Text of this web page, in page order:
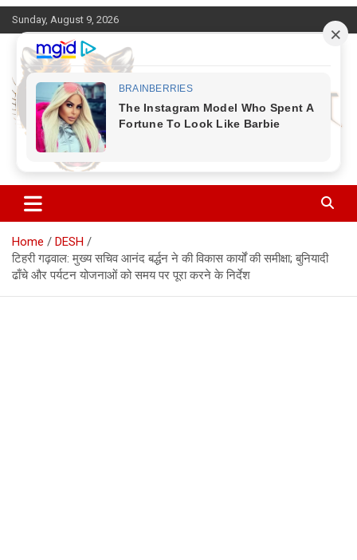
Skip
to
content
Sunday, August 9, 2026
Corbett Halchal (कॉर्बेट हलचल)
Home
DESH
टिहरी गढ़वाल: मुख्य सचिव आनंद बर्द्धन ने की विकास कार्यों की समीक्षा; बुनियादी
ढाँचे और पर्यटन योजनाओं को समय पर पूरा करने के निर्देश